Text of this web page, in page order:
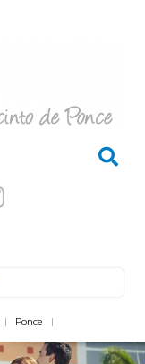
| Ponce |